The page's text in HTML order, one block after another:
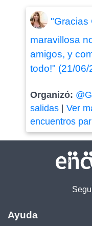
"Gracias
maravillosa
amigos, y
todo!" (21/06/
Organizó:
salidas| Ver
encuentros
Ayuda